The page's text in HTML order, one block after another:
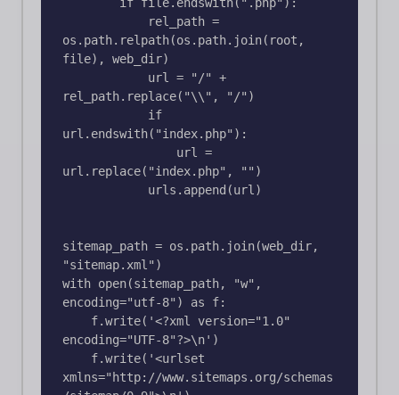
os.path.relpath(os.path.join(root,
file), web_dir)
rel_path.replace("\\", "/")
url.endswith("index.php"):
url.replace("index.php", "")
sitemap_path = os.path.join(web_dir,
"sitemap.xml")
with open(sitemap_path, "w",
encoding="utf-8") as f:
encoding="UTF-8"?>\n')
xmlns="http://www.sitemaps.org/schemas